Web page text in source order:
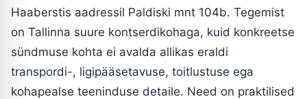
Haaberstis aadressil Paldiski mnt 104b. Tegemist
on Tallinna suure kontserdikohaga, kuid konkreetse
sündmuse kohta ei avalda allikas eraldi
transpordi-, ligipääsetavuse, toitlustuse ega
kohapealse teeninduse detaile. Need on praktilised